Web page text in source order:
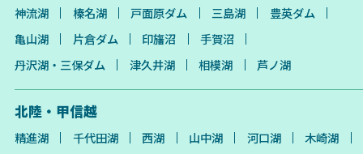
神流湖
榛名湖 戸面原ダム 三島湖
豊英ダム
亀山湖
片倉ダム 印旛沼
手賀沼
丹沢湖・三保ダム
津久井湖 相模湖 芦ノ湖
北陸・甲信越
精進湖 千代田湖 西湖 山中湖 河口湖
木崎湖